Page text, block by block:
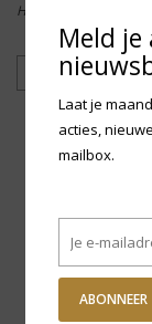
Home
Filteren
Meld je
Laat je
acties,
mailbox.
ABONNEER